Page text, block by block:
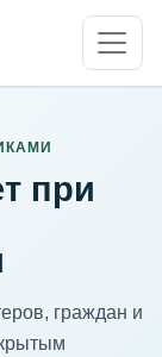
при
граждан и